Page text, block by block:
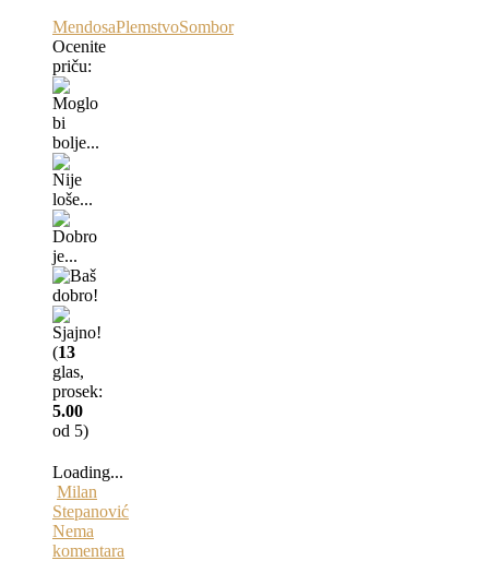
MendosaPlemstvoSombor
Ocenite
priču:
(13
glas,
prosek:
5.00
od 5)
Loading...
Milan
Stepanović
Nema
komentara